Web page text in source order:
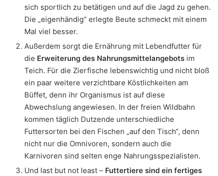
sich sportlich zu betätigen und auf die Jagd zu gehen.
Die „eigenhändig“ erlegte Beute schmeckt mit einem
Mal viel besser.
Außerdem sorgt die Ernährung mit Lebendfutter für
die Erweiterung des Nahrungsmittelangebots im
Teich. Für die Zierfische lebenswichtig und nicht bloß
ein paar weitere verzichtbare Köstlichkeiten am
Büffet, denn ihr Organismus ist auf diese
Abwechslung angewiesen. In der freien Wildbahn
kommen täglich Dutzende unterschiedliche
Futtersorten bei den Fischen „auf den Tisch“, denn
nicht nur die Omnivoren, sondern auch die
Karnivoren sind selten enge Nahrungsspezialisten.
Und last but not least – Futtertiere sind ein fertiges